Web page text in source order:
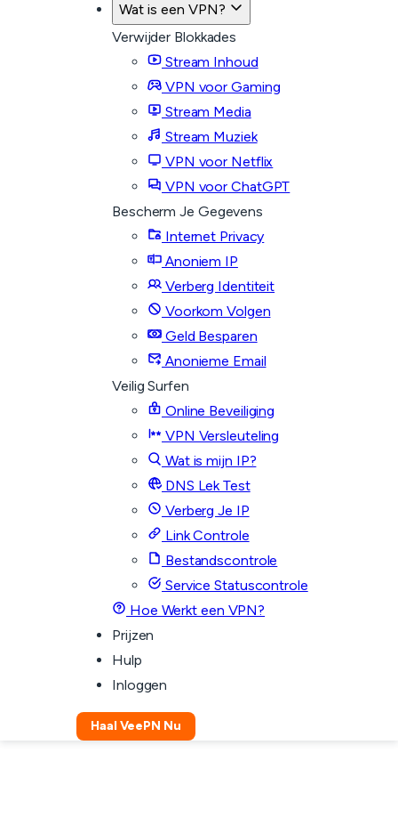
Wat is een VPN?
Verwijder Blokkades
Stream Inhoud
VPN voor Gaming
Stream Media
Stream Muziek
VPN voor Netflix
VPN voor ChatGPT
Bescherm Je Gegevens
Internet Privacy
Anoniem IP
Verberg Identiteit
Voorkom Volgen
Geld Besparen
Anonieme Email
Veilig Surfen
Online Beveiliging
VPN Versleuteling
Wat is mijn IP?
DNS Lek Test
Verberg Je IP
Link Controle
Bestandscontrole
Service Statuscontrole
Hoe Werkt een VPN?
Prijzen
Hulp
Inloggen
Haal VeePN Nu